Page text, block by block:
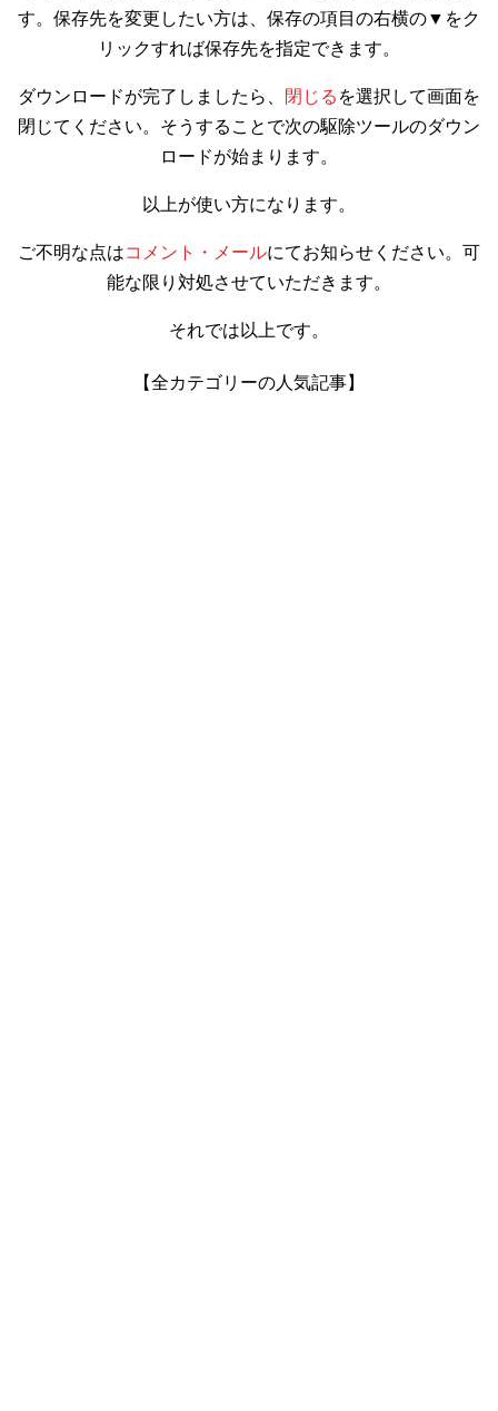
す。保存先を変更したい方は、保存の項目の右横の▼をク
リックすれば保存先を指定できます。
ダウンロードが完了しましたら、 閉じる を選択して画面を
閉じてください。そうすることで次の駆除ツールのダウン
ロードが始まります。
以上が使い方になります。
ご不明な点はコメント・メールにてお知らせください。可
能な限り対処させていただきます。
それでは以上です。
【全カテゴリーの人気記事】